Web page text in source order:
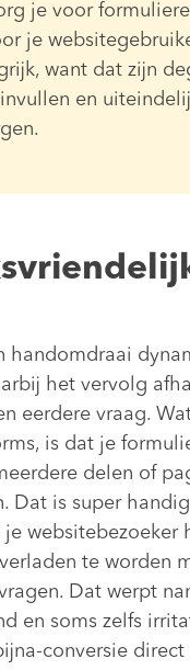
je voor
je
want dat zijn
en
handomdraai
het vervolg
eerdere vraag.
is dat je
delen of
Dat is super
websitebezoeker
te worden
Dat werpt
en soms zelfs
conversie